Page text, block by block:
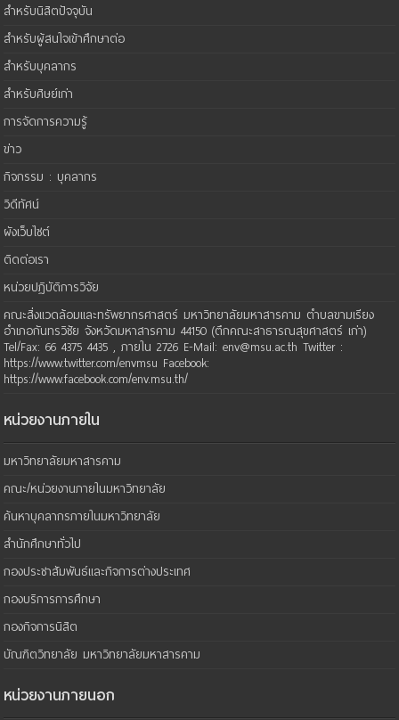
สำหรับนิสิตปัจจุบัน
สำหรับผู้สนใจเข้าศึกษาต่อ
สำหรับบุคลากร
สำหรับศิษย์เก่า
การจัดการความรู้
ข่าว
กิจกรรม : บุคลากร
วิดีทัศน์
ผังเว็บไซต์
ติดต่อเรา
หน่วยปฏิบัติการวิจัย
คณะสิ่งแวดล้อมและทรัพยากรศาสตร์ มหาวิทยาลัยมหาสารคาม ตำบลขามเรียง
อำเภอกันทรวิชัย จังหวัดมหาสารคาม 44150 (ตึกคณะสาธารณสุขศาสตร์ เก่า)
Tel/Fax: 66 4375 4435 , ภายใน 2726 E-Mail: env@msu.ac.th Twitter :
https://www.twitter.com/envmsu Facebook:
https://www.facebook.com/env.msu.th/
หน่วยงานภายใน
มหาวิทยาลัยมหาสารคาม
คณะ/หน่วยงานภายในมหาวิทยาลัย
ค้นหาบุคลากรภายในมหาวิทยาลัย
สำนักศึกษาทั่วไป
กองประชาสัมพันธ์และกิจการต่างประเทศ
กองบริการการศึกษา
กองกิจการนิสิต
บัณฑิตวิทยาลัย มหาวิทยาลัยมหาสารคาม
หน่วยงานภายนอก